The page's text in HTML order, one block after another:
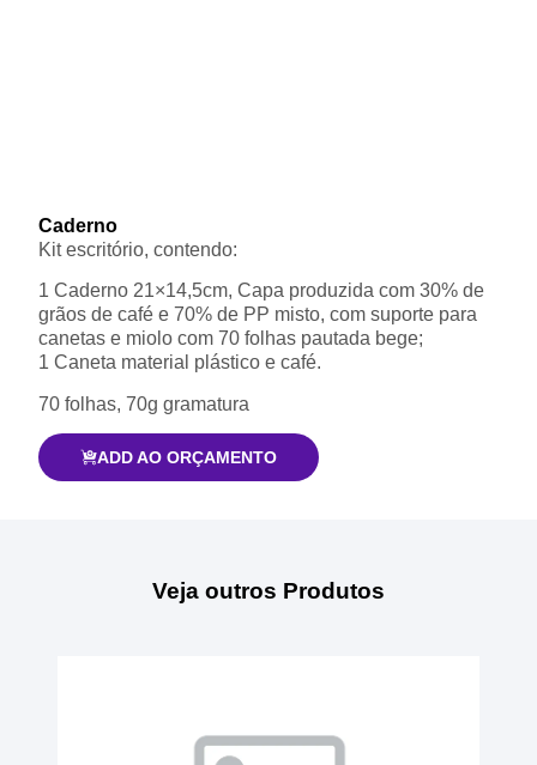
Caderno
Kit escritório, contendo:
1 Caderno 21×14,5cm, Capa produzida com 30% de
grãos de café e 70% de PP misto, com suporte para
canetas e miolo com 70 folhas pautada bege;
1 Caneta material plástico e café.
70 folhas, 70g gramatura
ADD AO ORÇAMENTO
Veja outros Produtos